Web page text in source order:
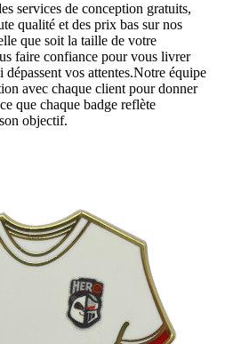
services de conception gratuits,
qualité et des prix bas sur nos
que soit la taille de votre
faire confiance pour vous livrer
dépassent vos attentes.Notre équipe
avec chaque client pour donner
que chaque badge reflète
objectif.